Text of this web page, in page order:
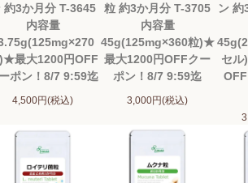
約3か月分 T-3645
内容量
最大1200円OFF
ポン！8/7 9:59迄
4,500円(税込)
粒 約3か月分 T-3705
内容量
45g(125mg×360粒)★
最大1200円OFFクー
ポン！8/7 9:59迄
3,000円(税込)
ン 約
セ